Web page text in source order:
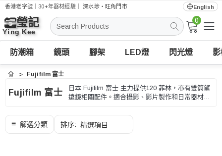
香港老字號｜30+年器材經驗｜深水埗・旺角門市 English
搜
索
0
防潮箱 鏡頭 腳架 LED燈 閃光燈
首頁 Fujifilm 富士
Fujifilm 富士
日本 Fujifilm 富士 主力提供120 菲林，亦有雙筒望
遠鏡相關配件。適合攝影、影片製作和日常器材整
景、型號和用途核對。